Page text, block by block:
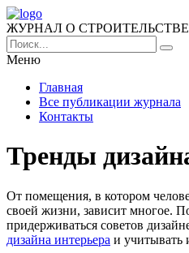
ЖУРНАЛ О
Меню
Главная
Все публикации журнала
Контакты
Тренды
От помещения, в котором
своей жизни, зависит многое.
придерживаться советов
дизайна интерьера и учитывать